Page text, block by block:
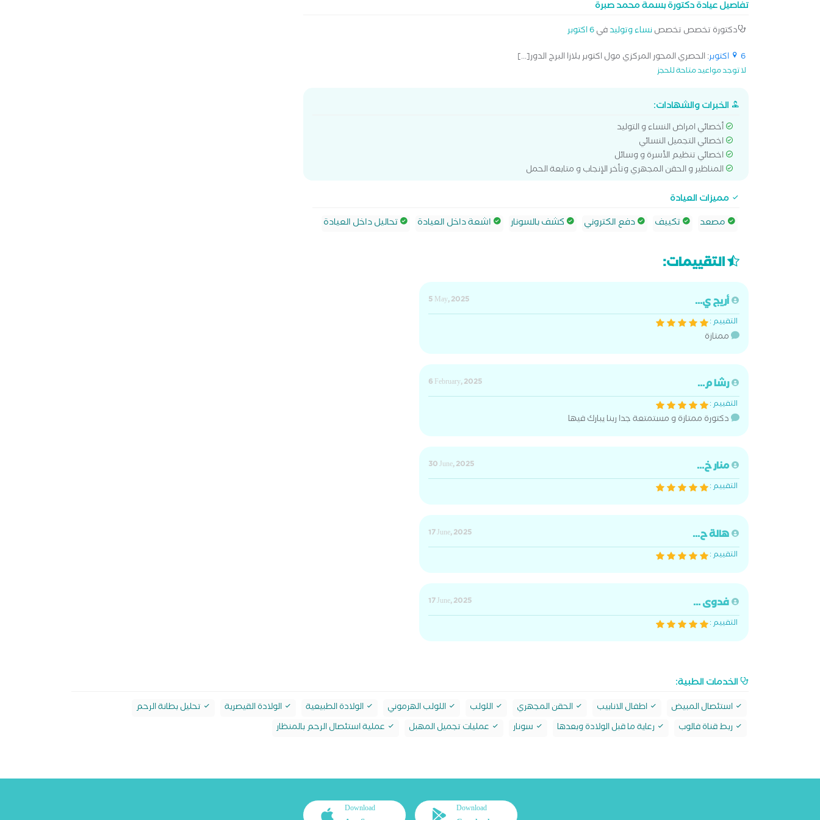
تفاصيل عيادة دكتورة بسمة محمد صبرة
دكتورة تخصص تخصصنساء وتوليدفي6 اكتوبر
6 اكتوبر
: الحصري المحور المركزي مول اكتوبر بلازا البرج الدور[...]
لا توجد مواعيد متاحة للحجز
الخبرات والشهادات:
أخصائي امراض النساء و التوليد
اخصائي التجميل النسائي
اخصائي تنظيم الأسرة و وسائل
المناظير و الحقن المجهري وتأخر الإنجاب و متابعة الحمل
مميزات العيادة
مصعد
تكييف دفع الكتروني كشف بالسونار اشعة داخل العيادة تحاليل داخل العيادة
التقييمات:
أريج ي...
5 May, 2025
التقييم :
ممتازة
رشا م...
6 February, 2025
التقييم :
دكتورة ممتازة و مستمتعة جدا ربنا يبارك فيها
منار خ...
30 June, 2025
التقييم :
هالة ح...
17 June, 2025
التقييم :
فدوى ...
17 June, 2025
التقييم :
الخدمات الطبية:
استئصال المبيض اطفال الانابيب الحقن المجهري اللولب اللولب الهرموني الولادة الطبيعية الولادة القيصرية
تحليل بطانة الرحم
ربط قناة فالوب
رعاية ما قبل الولادة وبعدها سونار عمليات تجميل المهبل عملية استئصال الرحم بالمنظار
Download
Download